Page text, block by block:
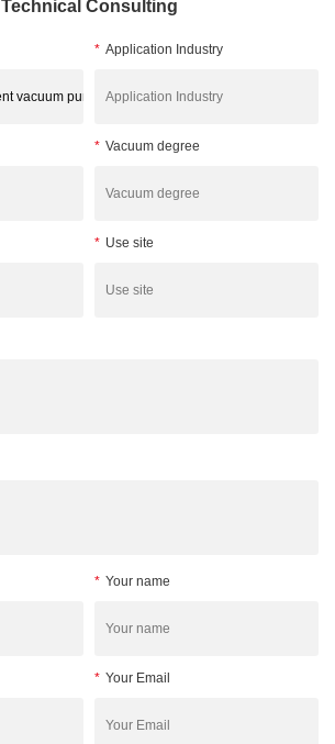
Technical Consulting
* Application Industry
* Vacuum degree
* Use site
* Your name
* Your Email